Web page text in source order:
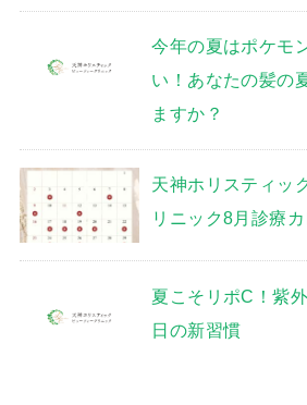
今年の夏はポケモ
い！あなたの髪の
ますか？
天神ホリスティッ
リニック8月診療
夏こそリポC！紫
日の新習慣